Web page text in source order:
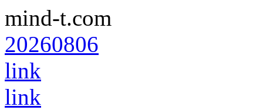
mind-t.com
20260806
link
link